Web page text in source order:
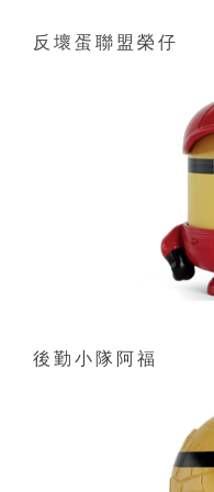
反壞蛋聯盟榮仔
後勤小隊阿福